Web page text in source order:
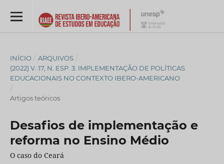
INÍCIO / ARQUIVOS /
(2022) V. 17, N. ESP. 3: IMPLEMENTAÇÃO DE POLÍTICAS
EDUCACIONAIS NO CONTEXTO IBERO-AMERICANO
/
Artigos teóricos
Desafios de implementação e
reforma no Ensino Médio
O caso do Ceará